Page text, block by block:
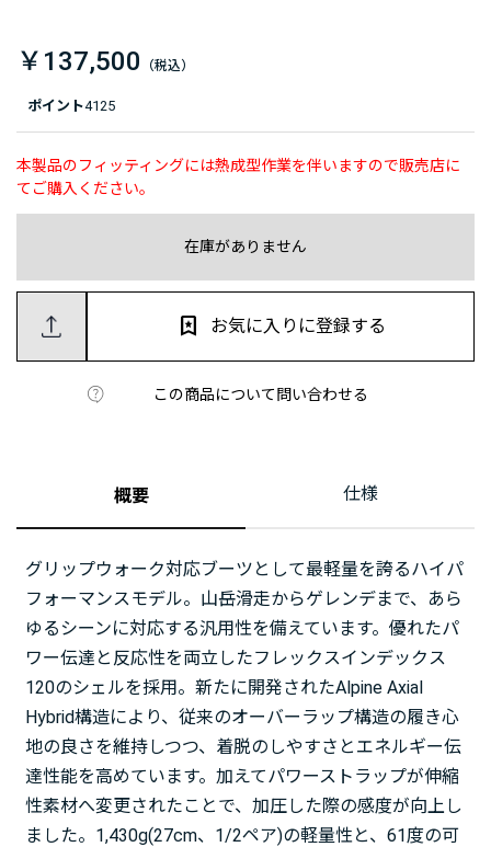
ポイント4125
￥137,500
在庫がありません
この商品について問い合わせる
お気に入りに登録する
本製品のフィッティングには熱成型作業を伴いますので販売店に
てご購入ください。
概要 仕様
グリップウォーク対応ブーツとして最軽量を誇るハイパ
フォーマンスモデル。山岳滑走からゲレンデまで、あら
ゆるシーンに対応する汎用性を備えています。優れたパ
ワー伝達と反応性を両立したフレックスインデックス
120のシェルを採用。新たに開発されたAlpine Axial
Hybrid構造により、従来のオーバーラップ構造の履き心
地の良さを維持しつつ、着脱のしやすさとエネルギー伝
達性能を高めています。加えてパワーストラップが伸縮
性素材へ変更されたことで、加圧した際の感度が向上し
ました。1,430g(27cm、1/2ペア)の軽量性と、61度の可